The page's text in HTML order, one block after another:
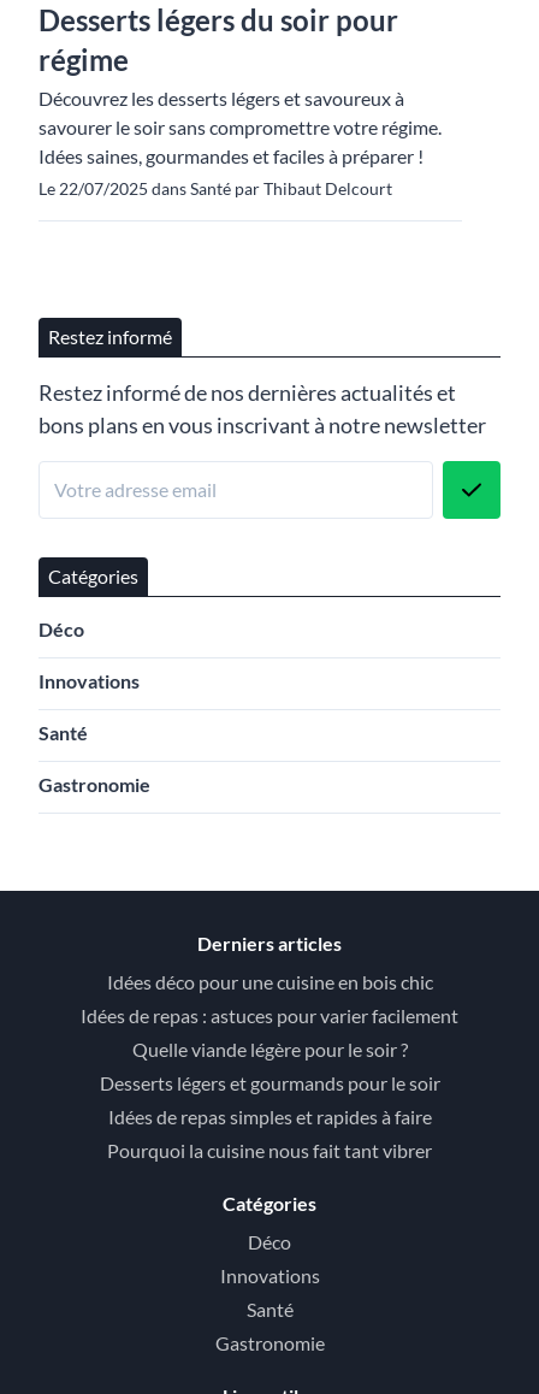
Desserts légers du soir pour
régime
Découvrez les desserts légers et savoureux à
savourer le soir sans compromettre votre régime.
Idées saines, gourmandes et faciles à préparer !
Le 22/07/2025 dans Santé par Thibaut Delcourt
Restez informé
Restez informé de nos dernières actualités et
bons plans en vous inscrivant à notre newsletter
Catégories
Déco
Innovations
Santé
Gastronomie
Derniers articles
Idées déco pour une cuisine en bois chic
Idées de repas : astuces pour varier facilement
Quelle viande légère pour le soir ?
Desserts légers et gourmands pour le soir
Idées de repas simples et rapides à faire
Pourquoi la cuisine nous fait tant vibrer
Catégories
Déco
Innovations
Santé
Gastronomie